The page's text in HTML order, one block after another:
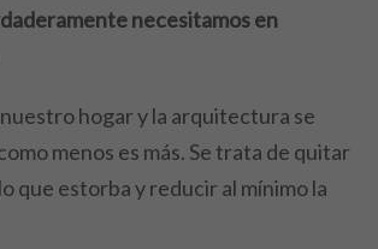
necesitamos en
hogar y la arquitectura se
menos es más. Se trata de quitar
que estorba y reducir al mínimo la